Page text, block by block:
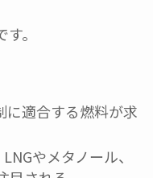
。
に適合する燃料が求
やメタノール、